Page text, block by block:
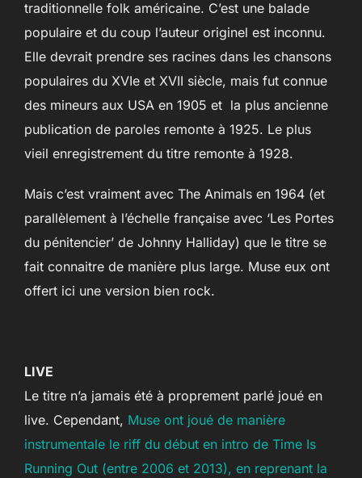
traditionnelle folk américaine. C’est une balade
populaire et du coup l’auteur originel est inconnu.
Elle devrait prendre ses racines dans les chansons
populaires du XVIe et XVII siècle, mais fut connue
des mineurs aux USA en 1905 et la plus ancienne
publication de paroles remonte à 1925. Le plus
vieil enregistrement du titre remonte à 1928.
Mais c’est vraiment avec The Animals en 1964 (et
parallèlement à l’échelle française avec ‘Les Portes
du pénitencier’ de Johnny Halliday) que le titre se
fait connaitre de manière plus large. Muse eux ont
offert ici une version bien rock.
LIVE
Le titre n’a jamais été à proprement parlé joué en
live. Cependant, Muse ont joué de manière
instrumentale le riff du début en intro de Time Is
Running Out (entre 2006 et 2013), en reprenant la